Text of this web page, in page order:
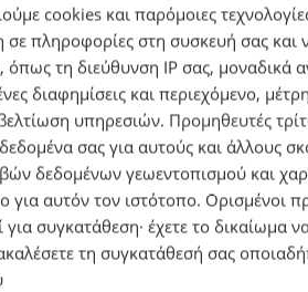
cookies και παρόμοιες
πληροφορίες στη συσκευή σας και
τη διεύθυνση IP σας, μοναδικά
διαφημίσεις και περιεχόμενο,
υπηρεσιών. Προμηθευτές
σας για αυτούς και άλλους
δεδομένων γεωεντοπισμού και
για αυτόν τον ιστότοπο. Ορισμένοι
συγκατάθεση· έχετε το δικαίωμα να
τη συγκατάθεσή σας